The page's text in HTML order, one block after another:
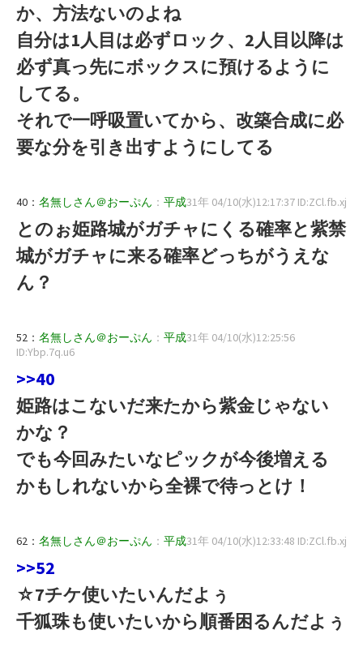
か、方法ないのよね
自分は1人目は必ずロック、2人目以降は
必ず真っ先にボックスに預けるように
してる。
それで一呼吸置いてから、改築合成に必
要な分を引き出すようにしてる
40： 名無しさん＠おーぷん ： 平成31年 04/10(水)12:17:37 ID:ZCl.fb.xj
とのぉ姫路城がガチャにくる確率と紫禁
城がガチャに来る確率どっちがうえな
ん？
52： 名無しさん＠おーぷん ： 平成31年 04/10(水)12:25:56
ID:Ybp.7q.u6
>>40
姫路はこないだ来たから紫金じゃない
かな？
でも今回みたいなピックが今後増える
かもしれないから全裸で待っとけ！
62： 名無しさん＠おーぷん ： 平成31年 04/10(水)12:33:48 ID:ZCl.fb.xj
>>52
☆7チケ使いたいんだよぅ
千狐珠も使いたいから順番困るんだよぅ